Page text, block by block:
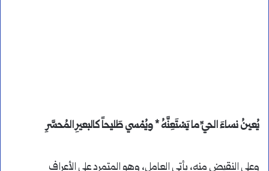
يُعينُ نساءَ الحيِّ ما يَسْتَعِنَّهُ * ويُمْسي طَليحاً كالبعيرِ المُحسَّرِ
وعلى النقيض منه، يأتي العامل، وهو المتمرد على الأعراف